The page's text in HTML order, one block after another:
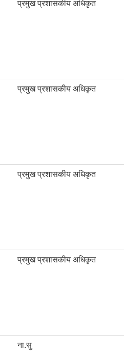
प्रमुख प्रशासकीय अधिकृत
प्रमुख प्रशासकीय अधिकृत
प्रमुख प्रशासकीय अधिकृत
प्रमुख प्रशासकीय अधिकृत
ना.सु